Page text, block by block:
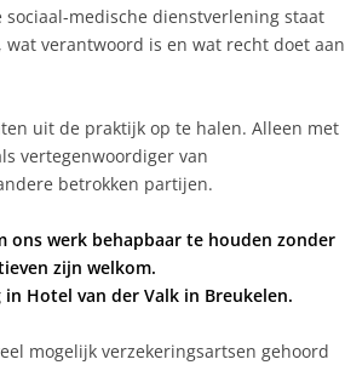
medische dienstverlening staat
verantwoord is en wat recht doet aan
uit de praktijk op te halen. Alleen met
vertegenwoordiger van
betrokken partijen.
ons werk behapbaar te houden zonder
zijn welkom.
Hotel van der Valk in Breukelen.
mogelijk verzekeringsartsen gehoord